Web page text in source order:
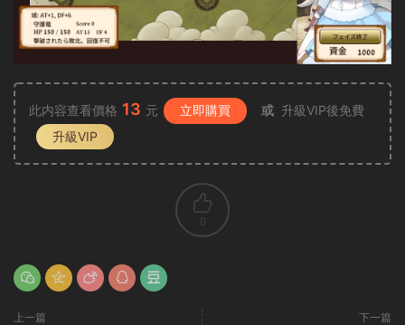
此内容查看價格 13 元 立即購買 或 升級VIP後免費
升級VIP
0
上一篇 下一篇